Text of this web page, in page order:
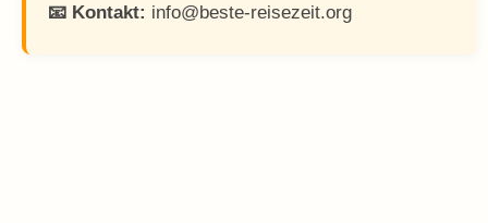
📧 Kontakt: info@beste-reisezeit.org